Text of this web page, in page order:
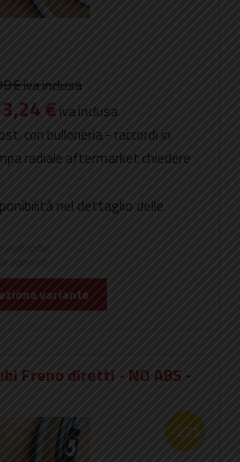
€iva inclusa
€ iva inclusa
con bulloneria - raccordi in
radiale aftermarket chiedere
nel dettaglio delle
varianti
variante
Freno diretti - NO ABS -
-22%